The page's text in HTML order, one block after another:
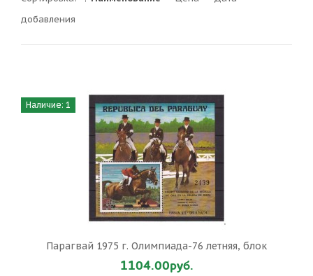
добавления
Наличие: 1
Парагвай 1975 г. Олимпиада-76 летняя, блок
1104.00руб.